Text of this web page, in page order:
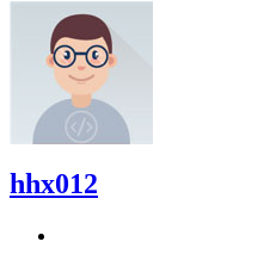
hhx012